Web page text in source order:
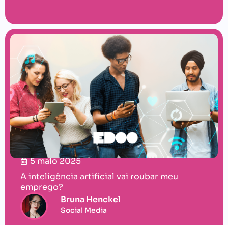
5 maio 2025
A inteligência artificial vai roubar meu
emprego?
Bruna Henckel
Social Media